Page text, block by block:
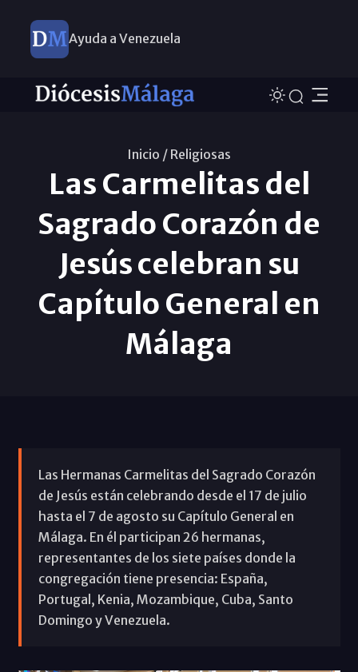
Ayuda a Venezuela
Inicio / Religiosas
Las Carmelitas del
Sagrado Corazón de
Jesús celebran su
Capítulo General en
Málaga
Las Hermanas Carmelitas del Sagrado Corazón
de Jesús están celebrando desde el 17 de julio
hasta el 7 de agosto su Capítulo General en
Málaga. En él participan 26 hermanas,
representantes de los siete países donde la
congregación tiene presencia: España,
Portugal, Kenia, Mozambique, Cuba, Santo
Domingo y Venezuela.